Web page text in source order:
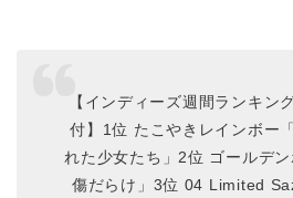
【インディーズ週間ランキン
付】1位 たこやきレインボー
れた少女たち」2位 ゴールデ
傷だらけ」3位 04 Limited